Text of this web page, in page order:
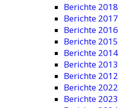
Berichte 2018
Berichte 2017
Berichte 2016
Berichte 2015
Berichte 2014
Berichte 2013
Berichte 2012
Berichte 2022
Berichte 2023